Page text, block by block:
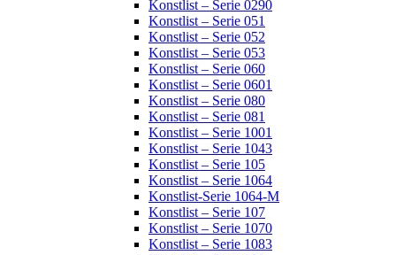
Konstlist – Serie 0290
Konstlist – Serie 051
Konstlist – Serie 052
Konstlist – Serie 053
Konstlist – Serie 060
Konstlist – Serie 0601
Konstlist – Serie 080
Konstlist – Serie 081
Konstlist – Serie 1001
Konstlist – Serie 1043
Konstlist – Serie 105
Konstlist – Serie 1064
Konstlist-Serie 1064-M
Konstlist – Serie 107
Konstlist – Serie 1070
Konstlist – Serie 1083